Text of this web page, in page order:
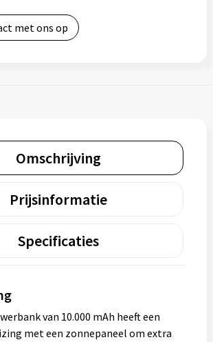
met ons op
Omschrijving
Prijsinformatie
Specificaties
van 10.000 mAh heeft een
met een zonnepaneel om extra